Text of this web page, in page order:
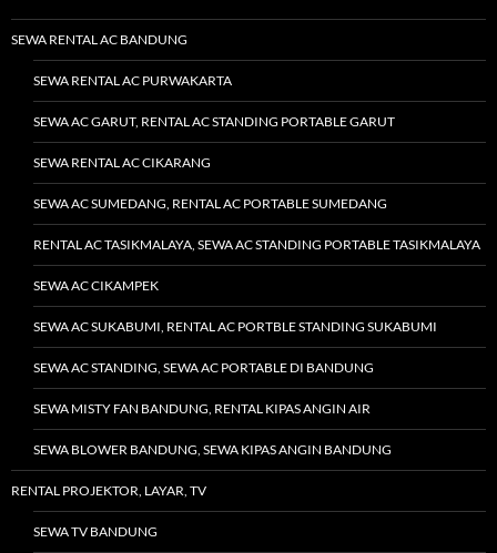
SEWA RENTAL AC BANDUNG
SEWA RENTAL AC PURWAKARTA
SEWA AC GARUT, RENTAL AC STANDING PORTABLE GARUT
SEWA RENTAL AC CIKARANG
SEWA AC SUMEDANG, RENTAL AC PORTABLE SUMEDANG
RENTAL AC TASIKMALAYA, SEWA AC STANDING PORTABLE TASIKMALAYA
SEWA AC CIKAMPEK
SEWA AC SUKABUMI, RENTAL AC PORTBLE STANDING SUKABUMI
SEWA AC STANDING, SEWA AC PORTABLE DI BANDUNG
SEWA MISTY FAN BANDUNG, RENTAL KIPAS ANGIN AIR
SEWA BLOWER BANDUNG, SEWA KIPAS ANGIN BANDUNG
RENTAL PROJEKTOR, LAYAR, TV
SEWA TV BANDUNG